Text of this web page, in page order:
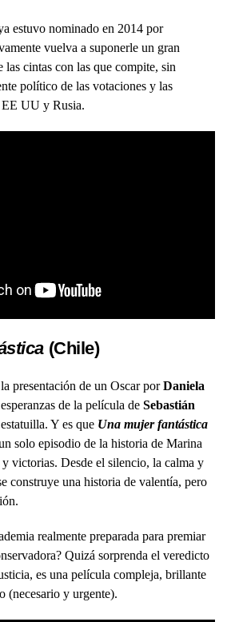
estuvo nominado en 2014 por
vuelva a suponerle un gran
cintas con las que compite, sin
político de las votaciones y las
EE UU y Rusia.
(Chile)
presentación de un Oscar porDaniela
de la película de Sebastián
Y es que Una mujer fantástica
solo episodio de la historia de Marina
victorias. Desde el silencio, la calma y
construye una historia de valentía, pero
realmente preparada para premiar
Quizá sorprenda el veredicto
es una película compleja, brillante
(necesario y urgente).